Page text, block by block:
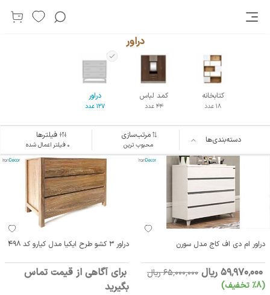
دراور
کتابخانه
18 عدد
کمد لباس
44 عدد
دراور
127 عدد
دسته‌بندی‌ها مرتب‌سازی
محبوب ترین
فیلترها
۰ فیلتر اعمال شده
دراور ام دی اف کاج مدل سورن
59٬970٬000 ریال
65٬000٬000 ریال
(8٪ تخفیف)
دراور 3 کشو طرح ایکیا مدل کیارو کد 498
برای آگاهی از قیمت تماس
بگیرید